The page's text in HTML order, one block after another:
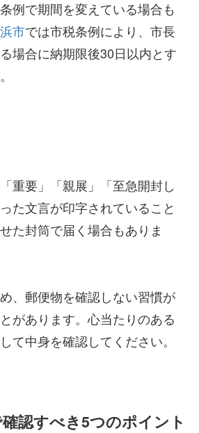
例で期間を変えている場合も
市では市税条例により、市長
場合に納期限後30日以内とす
重要」「親展」「至急開封し
た文言が印字されていること
た封筒で届く場合もありま
、郵便物を確認しない習慣が
があります。心当たりのある
て中身を確認してください。
認すべき5つのポイント